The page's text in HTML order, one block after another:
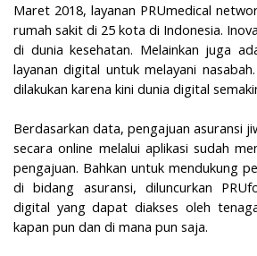
Maret 2018, layanan PRUmedical
rumah sakit di 25 kota di Indonesia.
di dunia kesehatan. Melainkan juga
layanan digital untuk melayani
dilakukan karena kini dunia digital
Berdasarkan data, pengajuan asuransi
secara online melalui aplikasi sudah
pengajuan. Bahkan untuk mendukung
di bidang asuransi, diluncurkan
digital yang dapat diakses oleh
kapan pun dan di mana pun saja.